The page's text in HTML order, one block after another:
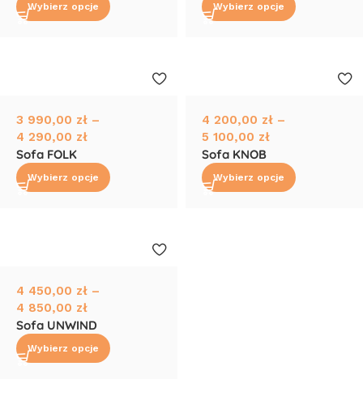
Wybierz opcje Wybierz opcje
3 990,00 zł –
4 290,00 zł
Sofa FOLK
Wybierz opcje
4 200,00 zł –
5 100,00 zł
Sofa KNOB
Wybierz opcje
4 450,00 zł –
4 850,00 zł
Sofa UNWIND
Wybierz opcje